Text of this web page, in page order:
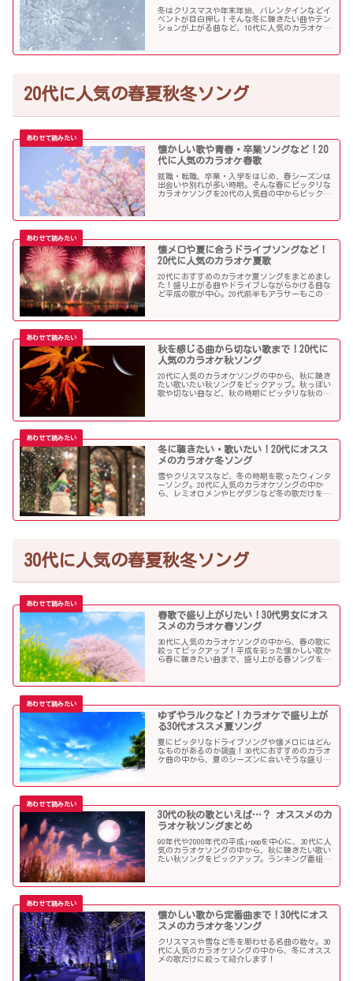
冬はクリスマスや年末年始、バレンタインなどイ
ベントが目白押し！そんな冬に聴きたい曲やテン
ションが上がる曲など、10代に人気のカラオケソ
20代に人気の春夏秋冬ソング
懐かしい歌や青春・卒業ソングなど！20
代に人気のカラオケ春歌
就職・転職、卒業・入学をはじめ、春シーズンは
出会いや別れが多い時期。そんな春にピッタリな
カラオケソングを20代の人気曲の中からピックア
懐メロや夏に合うドライブソングなど！
20代に人気のカラオケ夏歌
20代におすすめのカラオケ夏ソングをまとめまし
た！盛り上がる曲やドライブしながらかける曲な
ど平成の歌が中心。20代前半もアラサーもこの曲
秋を感じる曲から切ない歌まで！20代に
人気のカラオケ秋ソング
20代に人気のカラオケソングの中から、秋に聴き
たい歌いたい秋ソングをピックアップ。秋っぽい
歌や切ない曲など、秋の時期にピッタリな秋の歌
冬に聴きたい・歌いたい！20代にオスス
メのカラオケ冬ソング
雪やクリスマスなど、冬の時期を歌ったウィンタ
ーソング。20代に人気のカラオケソングの中か
ら、レミオロメンやヒゲダンなど冬の歌だけを個
30代に人気の春夏秋冬ソング
春歌で盛り上がりたい！30代男女にオス
スメのカラオケ春ソング
30代に人気のカラオケソングの中から、春の歌に
絞ってピックアップ！平成を彩った懐かしい歌か
ら春に聴きたい曲まで、盛り上がる春ソングを集
ゆずやラルクなど！カラオケで盛り上が
る30代オススメ夏ソング
夏にピッタリなドライブソングや懐メロにはどん
なものがあるのか調査！30代におすすめのカラオ
ケ曲の中から、夏のシーズンに合いそうな盛り上
30代の秋の歌といえば…？ オススメのカ
ラオケ秋ソングまとめ
90年代や2000年代の平成j-popを中心に、30代に人
気のカラオケソングの中から、秋に聴きたい歌い
たい秋ソングをピックアップ。ランキング番組で
懐かしい歌から定番曲まで！30代にオス
スメのカラオケ冬ソング
クリスマスや雪など冬を思わせる名曲の数々。30
代に人気のカラオケソングの中から、冬にオスス
メの歌だけに絞って紹介します！